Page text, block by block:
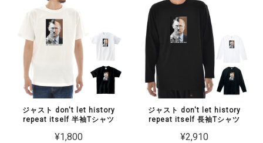
ジャスト don't let history
repeat itself 半袖Tシャツ
¥1,800
ジャスト don't let history
repeat itself 長袖Tシャツ
¥2,910